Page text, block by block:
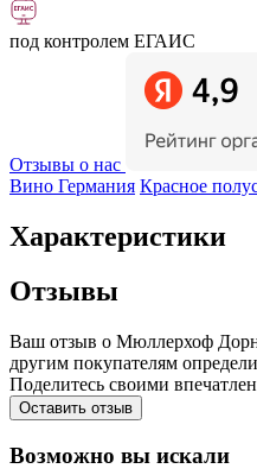
под контролем ЕГАИС
Отзывы о нас
Вино Германия Красное
Характеристики
Отзывы
Ваш отзыв о Мюллерхоф
другим покупателям
Поделитесь своими
Оставить отзыв
Возможно вы искали